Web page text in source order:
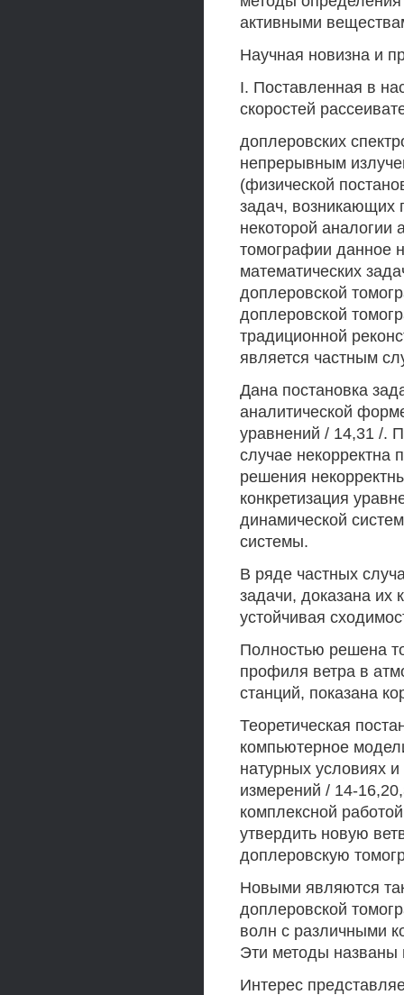
активными
Научная новизна и
I. Поставленная в
скоростей
доплеровских
непрерывным
(физической
задач, возникающих
некоторой аналогии
томографии данное
математических
доплеровской
доплеровской
традиционной
является частным
Дана постановка
аналитической
уравнений / 14,31 /.
случае
решения
конкретизация
динамической
системы.
В ряде частных
задачи, доказана их
устойчивая
Полностью решена
профиля ветра в
станций, показана
Теоретическая
компьютерное
натурных условиях
измерений / 14-
комплексной
утвердить новую
доплеровскую
Новыми являются
доплеровской
волн с различными
Эти методы названы
Интерес